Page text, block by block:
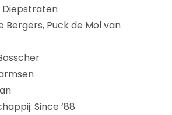
Diepstraten
Bergers, Puck de Mol van
Since ‘88